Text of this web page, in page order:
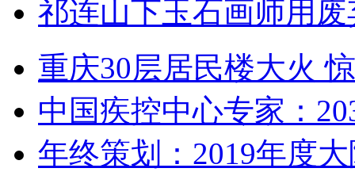
祁连山下玉石画师用
重庆30层居民楼大火
中国疾控中心专家：
年终策划：2019年度